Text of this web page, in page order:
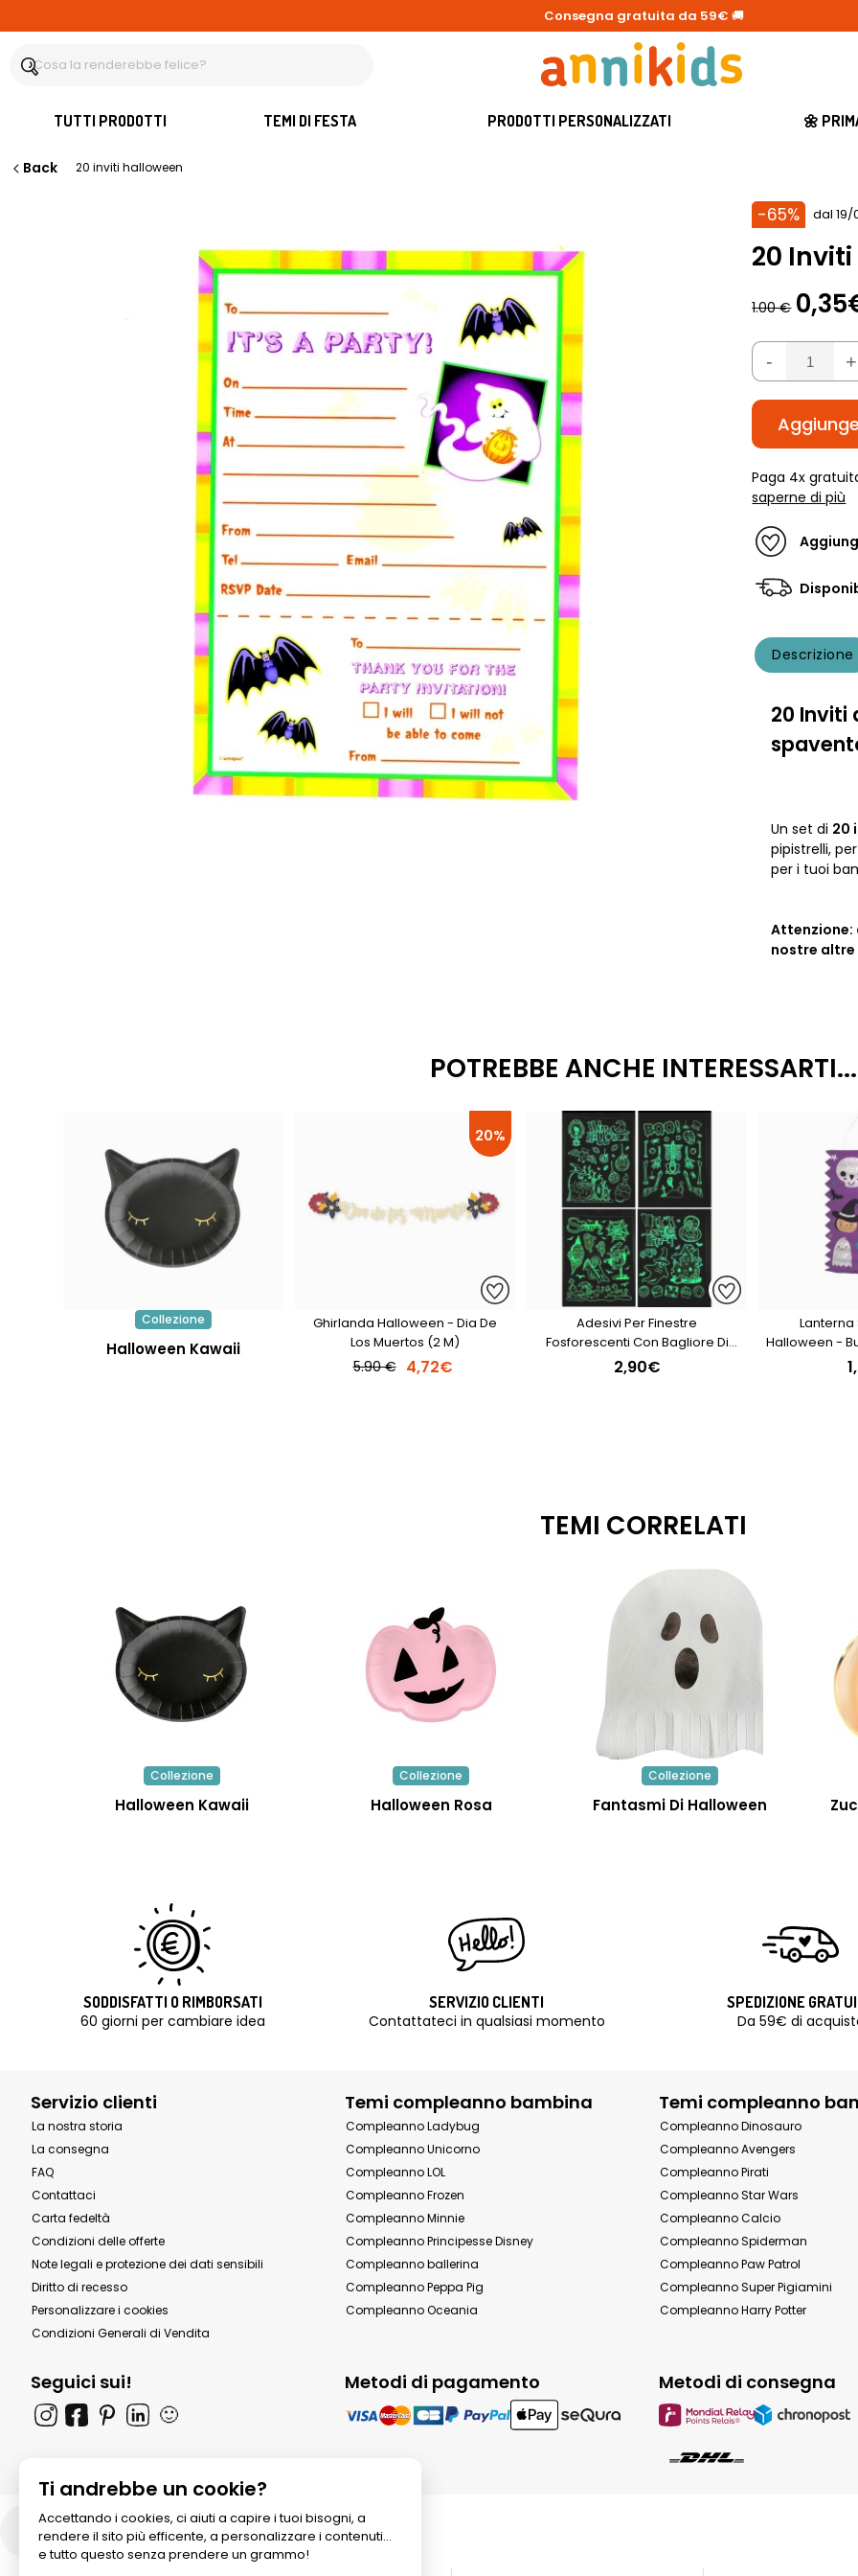
Consegna gratuita da 59€ 🚚
TUTTI PRODOTTI TEMI DI FESTA PRODOTTI PERSONALIZZATI 🌼
Back 20 inviti halloween
-65% dal
20
1.00 €
- +
Paga 4x
saperne di più
Descrizione
20 Inviti
Un set di 20
pipistrelli,
per i tuoi
Attenzione:
nostre altre
POTREBBE ANCHE INTERESSARTI...
Collezione
Halloween Kawaii
20%
Ghirlanda Halloween - Dia De
Los Muertos (2 M)
5.90 € 4,72€
Adesivi Per Finestre
Fosforescenti Con Bagliore Di
Halloween
2,90€
Lanterna
Halloween -
TEMI CORRELATI
Collezione
Halloween Kawaii
Collezione
Halloween Rosa
Collezione
Fantasmi Di Halloween
SODDISFATTI O RIMBORSATI
60 giorni per cambiare idea
SERVIZIO CLIENTI
Contattateci in qualsiasi momento
SPEDIZIONE
Da 59€ di
Servizio clienti
La nostra storia
La consegna
FAQ
Contattaci
Carta fedeltà
Condizioni delle offerte
Note legali e protezione dei dati sensibili
Diritto di recesso
Personalizzare i cookies
Condizioni Generali di Vendita
Temi compleanno bambina
Compleanno Ladybug
Compleanno Unicorno
Compleanno LOL
Compleanno Frozen
Compleanno Minnie
Compleanno Principesse Disney
Compleanno ballerina
Compleanno Peppa Pig
Compleanno Oceania
Temi compleanno
Compleanno Dinosauro
Compleanno Avengers
Compleanno Pirati
Compleanno Star Wars
Compleanno Calcio
Compleanno Spiderman
Compleanno Paw Patrol
Compleanno Super Pigiamini
Compleanno Harry Potter
Seguici sui!
🙂
Metodi di pagamento Metodi di consegna
Ti andrebbe un cookie?
Accettando i cookies, ci aiuti a capire i tuoi bisogni, a
rendere il sito più efficente, a personalizzare i contenuti...
e tutto questo senza prendere un grammo!
Italia